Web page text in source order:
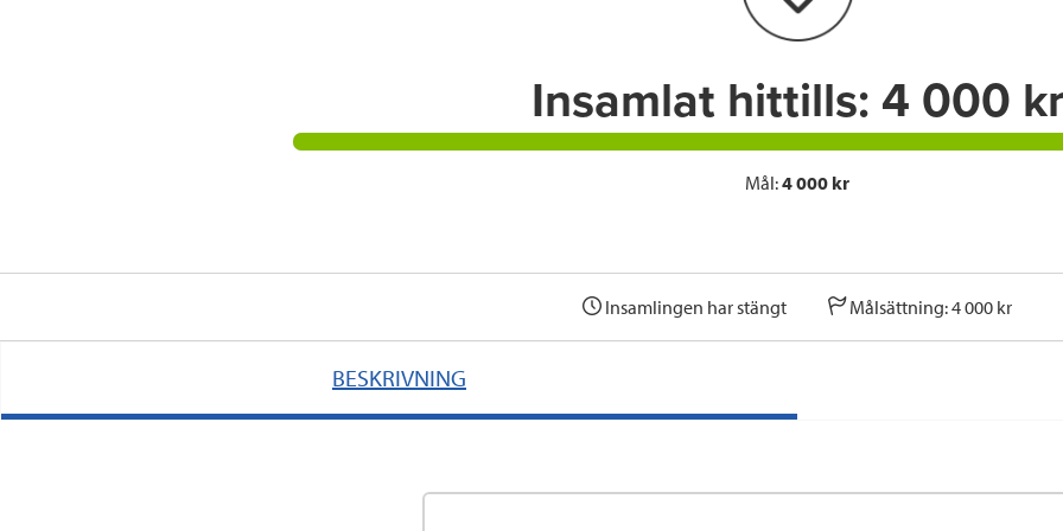
n
Insamlat hittills: 4 000 kr
Mål:4 000 kr
Insamlingen har stängt Målsättning: 4 000 kr
BESKRIVNING